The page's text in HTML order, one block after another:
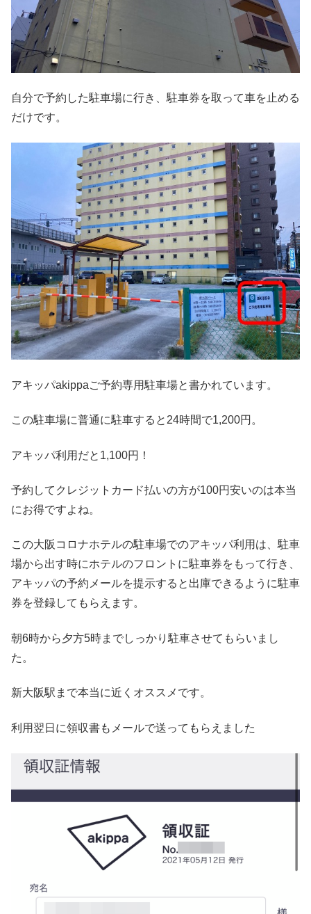
自分で予約した駐車場に行き、駐車券を取って車を止める
だけです。
アキッパakippaご予約専用駐車場と書かれています。
この駐車場に普通に駐車すると24時間で1,200円。
アキッパ利用だと1,100円！
予約してクレジットカード払いの方が100円安いのは本当
にお得ですよね。
この大阪コロナホテルの駐車場でのアキッパ利用は、駐車
場から出す時にホテルのフロントに駐車券をもって行き、
アキッパの予約メールを提示すると出庫できるように駐車
券を登録してもらえます。
朝6時から夕方5時までしっかり駐車させてもらいまし
た。
新大阪駅まで本当に近くオススメです。
利用翌日に領収書もメールで送ってもらえました